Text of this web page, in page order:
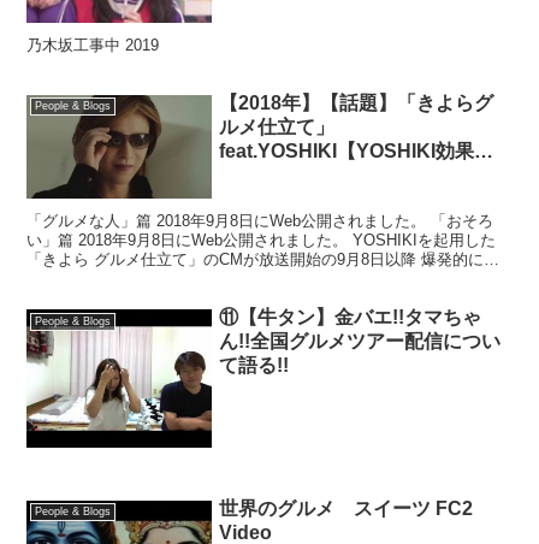
乃木坂工事中 2019
People & Blogs
【2018年】【話題】「きよらグ
ルメ仕立て」
feat.YOSHIKI【YOSHIKI効果】
「グルメな人」篇 2018年9月8日にWeb公開されました。 「おそろ
い」篇 2018年9月8日にWeb公開されました。 YOSHIKIを起用した
「きよら グルメ仕立て」のCMが放送開始の9月8日以降 爆発的に売
People & Blogs
⑪【牛タン】金バエ!!タマちゃ
ん!!全国グルメツアー配信につい
て語る!!
People & Blogs
世界のグルメ スイーツ FC2
Video